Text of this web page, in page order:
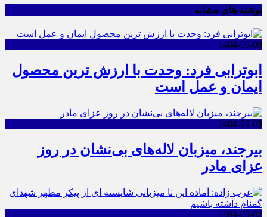
نوشته های مشابه
1404-09-09
ابوترابی فرد: وحدت با ارزش ترین محصول
ایمان و عمل است
1404-09-03
بیرجند، میزبان لاله‌های بی‌نشان در روز
عزای مادر
1404-09-02